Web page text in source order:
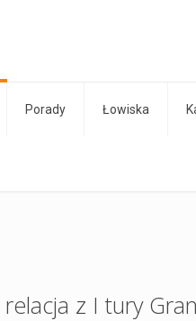
Porady Łowiska
z I tury